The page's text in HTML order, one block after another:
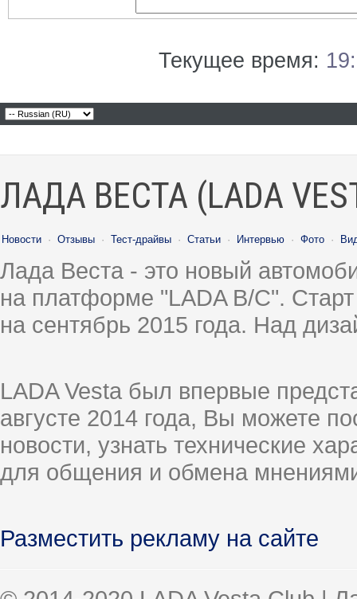
Текущее время:
ЛАДА ВЕСТА (LADA
Новости · Отзывы · Тест-драйвы · Статьи · Интервью · Фото ·
Лада Веста - это новый
на платформе "LADA B/C".
на сентябрь 2015 года. Над
LADA Vesta был впервые
августе 2014 года, Вы можете
новости, узнать технические
для общения и обмена
Разместить рекламу на сайте